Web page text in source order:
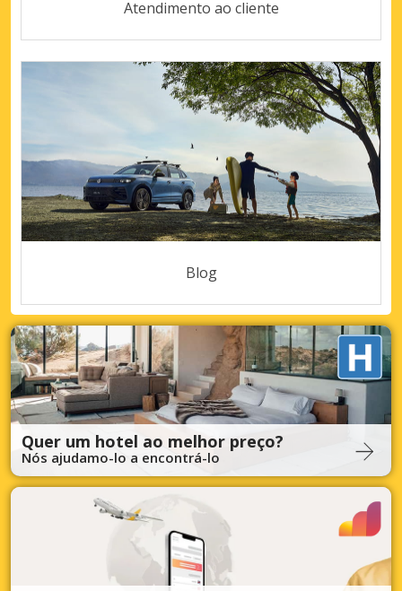
Atendimento ao cliente
Blog
Quer um hotel ao melhor preço?
Nós ajudamo-lo a encontrá-lo